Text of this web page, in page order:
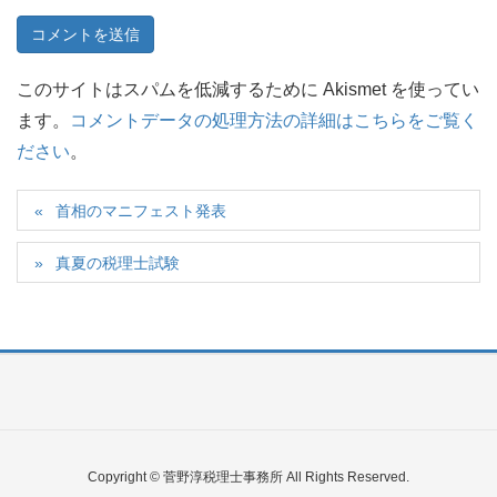
このサイトはスパムを低減するために Akismet を使ってい
ます。
コメントデータの処理方法の詳細はこちらをご覧く
ださい。
首相のマニフェスト発表
真夏の税理士試験
Copyright © 菅野淳税理士事務所 All Rights Reserved.